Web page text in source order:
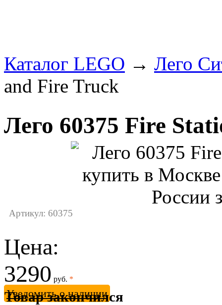
Каталог LEGO → Лего
and Fire Truck
Лего 60375 Fire
Артикул: 60375
Цена:
3290 руб. *
Товар закончился
Уведомить о наличии